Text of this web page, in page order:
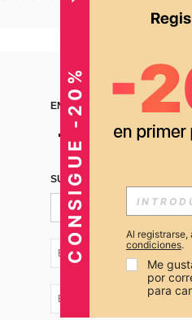
ENCUÉNTRANOS EN
SUSCRÍBETE PARA RECIBIR
EC + 593
EC + 593
CONSIGUE -20% Al registrarse,
condiciones.
Me
por
para